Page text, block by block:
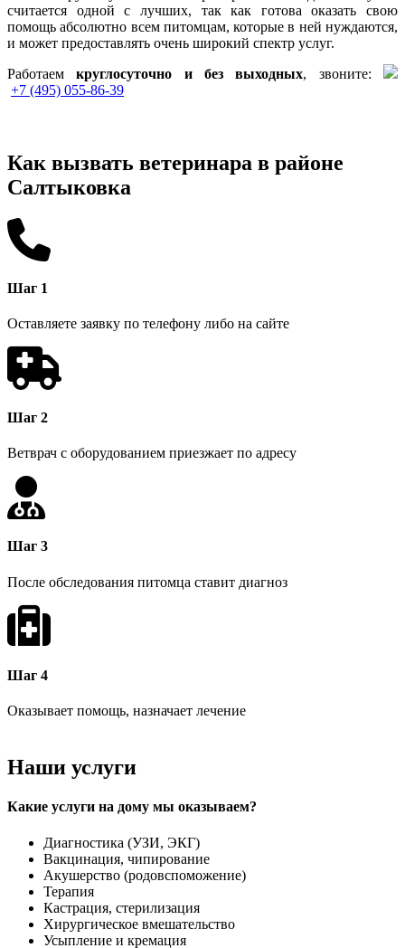
считается одной с лучших, так как готова оказать свою
помощь абсолютно всем питомцам, которые в ней нуждаются,
и может предоставлять очень широкий спектр услуг.
Работаемкруглосуточно и без выходных, звоните:
+7 (495) 055-86-39
Как вызвать ветеринара в районе
Салтыковка
Шаг 1
Оставляете заявку по телефону либо на сайте
Шаг 2
Ветврач с оборудованием приезжает по адресу
Шаг 3
После обследования питомца ставит диагноз
Шаг 4
Оказывает помощь, назначает лечение
Наши услуги
Какие услуги на дому мы оказываем?
Диагностика (УЗИ, ЭКГ)
Вакцинация, чипирование
Акушерство (родовспоможение)
Терапия
Кастрация, стерилизация
Хирургическое вмешательство
Усыпление и кремация